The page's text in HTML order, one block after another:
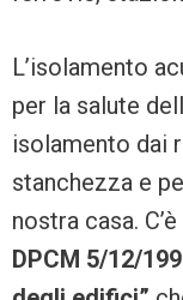
L’isolamento
per la salute
isolamento dai
stanchezza e
nostra casa.
DPCM 5/12/